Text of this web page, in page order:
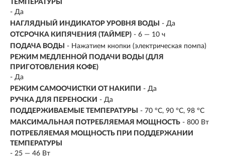
ТЕМПЕРАТУРЫ
- Да
НАГЛЯДНЫЙ ИНДИКАТОР УРОВНЯ ВОДЫ
- Да
ОТСРОЧКА КИПЯЧЕНИЯ (ТАЙМЕР) - 6 — 10 ч
ПОДАЧА ВОДЫ
- Нажатием кнопки (электрическая помпа)
РЕЖИМ МЕДЛЕННОЙ ПОДАЧИ ВОДЫ (ДЛЯ
ПРИГОТОВЛЕНИЯ КОФЕ)
- Да
РЕЖИМ САМООЧИСТКИ ОТ НАКИПИ - Да
РУЧКА ДЛЯ ПЕРЕНОСКИ - Да
ПОДДЕРЖИВАЕМЫЕ ТЕМПЕРАТУРЫ
- 70 °C, 90 °C, 98 °C
МАКСИМАЛЬНАЯ ПОТРЕБЛЯЕМАЯ МОЩНОСТЬ - 800 Вт
ПОТРЕБЛЯЕМАЯ МОЩНОСТЬ ПРИ ПОДДЕРЖАНИИ
ТЕМПЕРАТУРЫ
- 25 — 46 Вт